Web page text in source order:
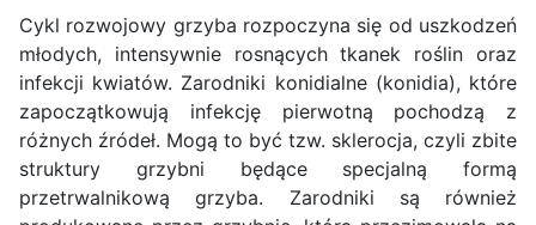
Cykl rozwojowy grzyba rozpoczyna się od uszkodzeń
młodych, intensywnie rosnących tkanek roślin oraz
infekcji kwiatów. Zarodniki konidialne (konidia), które
zapoczątkowują infekcję pierwotną pochodzą z
różnych źródeł. Mogą to być tzw. sklerocja, czyli zbite
struktury grzybni będące specjalną formą
przetrwalnikową grzyba. Zarodniki są również